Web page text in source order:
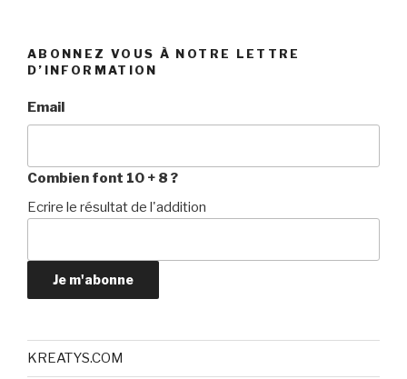
ABONNEZ VOUS À NOTRE LETTRE
D’INFORMATION
Email
Combien font 10 + 8 ?
Ecrire le résultat de l'addition
Je m'abonne
KREATYS.COM